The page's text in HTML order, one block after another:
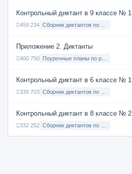
Контрольный диктант в 9 классе № 1
459 234
Приложение 2. Диктанты
400 750
Контрольный диктант в 6 классе № 1
339 703
Контрольный диктант в 8 классе № 2
332 252